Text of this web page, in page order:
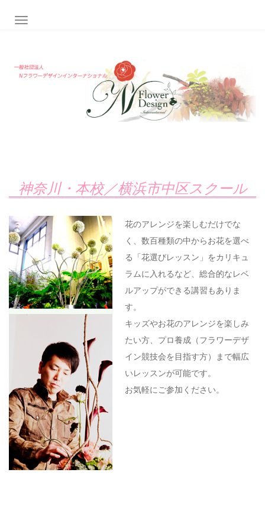
ナビゲーション切り替え
神奈川・本校／横浜市中区スクール
花のアレンジを楽しむだけでな
く、数百種類の中からお花を選べ
る「花選びレッスン」をカリキュ
ラムに入れるなど、総合的なレベ
ルアップができる講習もありま
す。
キッズやお花のアレンジを楽しみ
たい方、プロ養成（フラワーデザ
イン競技会を目指す方）まで幅広
いレッスンが可能です。
お気軽にご参加ください。